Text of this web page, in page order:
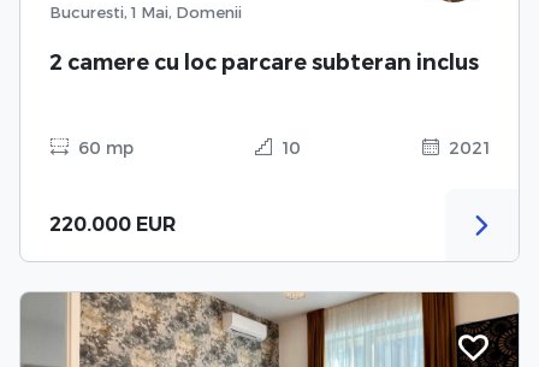
Bucuresti, 1 Mai, Domenii
2 camere cu loc parcare subteran inclus
60 mp 10 2021
220.000 EUR